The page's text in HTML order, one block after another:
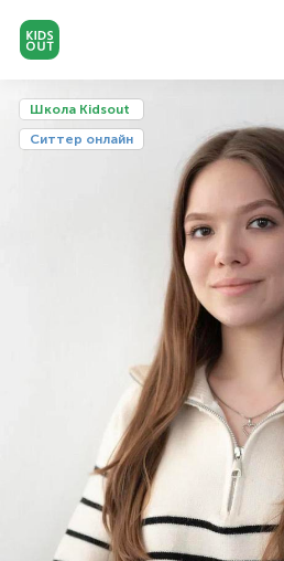
Школа Kidsout
Cиттер онлайн